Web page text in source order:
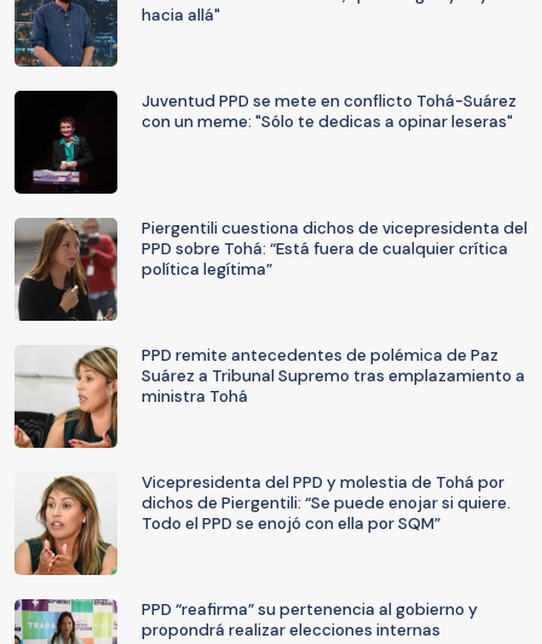
hacia allá"
Juventud PPD se mete en conflicto Tohá-Suárez
con un meme: "Sólo te dedicas a opinar leseras"
Piergentili cuestiona dichos de vicepresidenta del
PPD sobre Tohá: “Está fuera de cualquier crítica
política legítima”
PPD remite antecedentes de polémica de Paz
Suárez a Tribunal Supremo tras emplazamiento a
ministra Tohá
Vicepresidenta del PPD y molestia de Tohá por
dichos de Piergentili: “Se puede enojar si quiere.
Todo el PPD se enojó con ella por SQM”
PPD “reafirma” su pertenencia al gobierno y
propondrá realizar elecciones internas